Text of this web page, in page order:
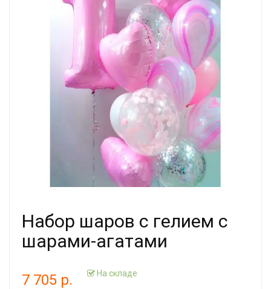
Набор шаров с гелием с
шарами-агатами
7 705 р. На складе